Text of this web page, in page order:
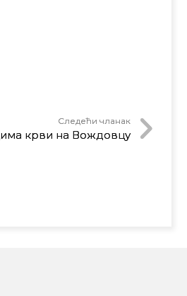
Следећи чланак
крви на Вождовцу